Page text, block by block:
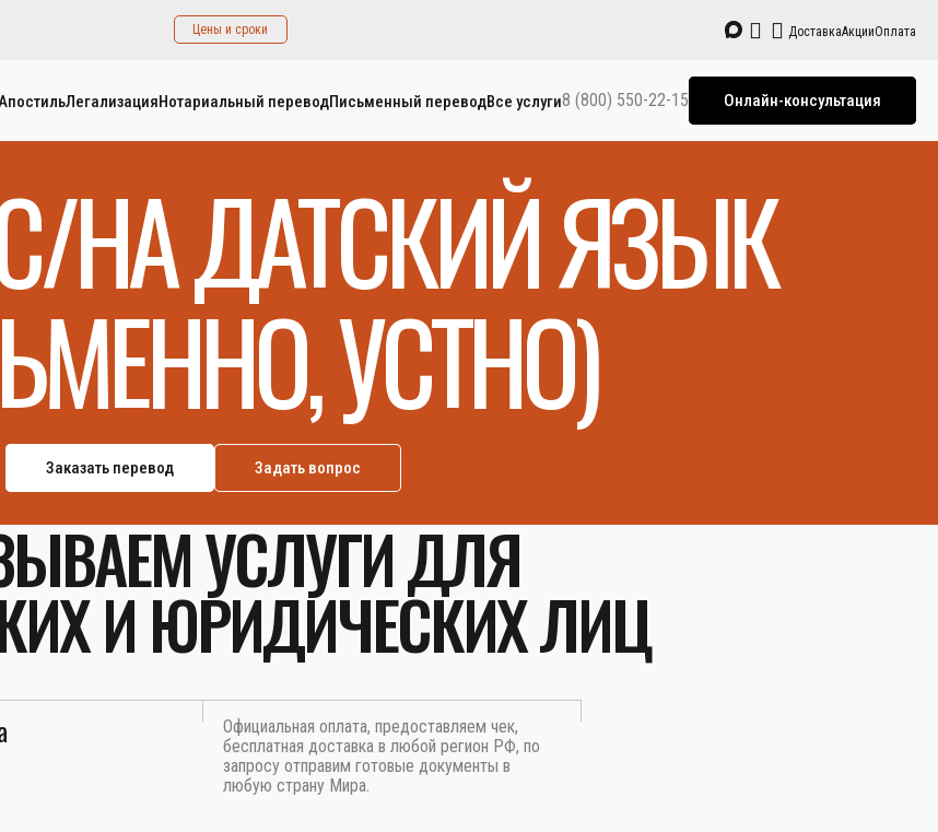
Цены и сроки ДоставкаАкцииОплата
ЛегализацияНотариальный переводПисьменный переводВсе услуги8 (800) 550-22-15 Онлайн-консультация
НА ДАТСКИЙ ЯЗЫК
УСТНО)
Заказать перевод Задать вопрос
УСЛУГИ ДЛЯ
И ЮРИДИЧЕСКИХ ЛИЦ
Официальная оплата, предоставляем чек,
бесплатная доставка в любой регион РФ, по
запросу отправим готовые документы в
любую страну Мира.